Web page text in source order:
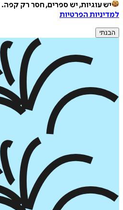
יש עוגיות, יש ספרים, חסר רק קפה.
למדיניות הפרטיות
הבנתי